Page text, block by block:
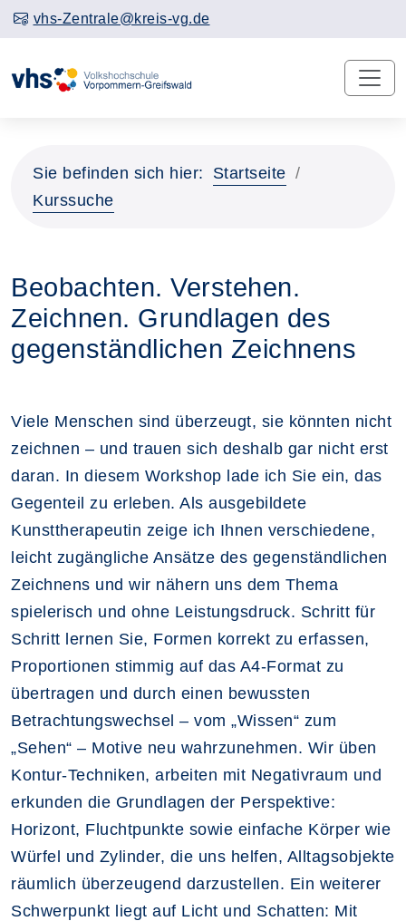
vhs-Zentrale@kreis-vg.de
Sie befinden sich hier:
Startseite
Kurssuche
Beobachten. Verstehen.
Zeichnen. Grundlagen des
gegenständlichen Zeichnens
Viele Menschen sind überzeugt, sie könnten nicht
zeichnen – und trauen sich deshalb gar nicht erst
daran. In diesem Workshop lade ich Sie ein, das
Gegenteil zu erleben. Als ausgebildete
Kunsttherapeutin zeige ich Ihnen verschiedene,
leicht zugängliche Ansätze des gegenständlichen
Zeichnens und wir nähern uns dem Thema
spielerisch und ohne Leistungsdruck. Schritt für
Schritt lernen Sie, Formen korrekt zu erfassen,
Proportionen stimmig auf das A4-Format zu
übertragen und durch einen bewussten
Betrachtungswechsel – vom „Wissen“ zum
„Sehen“ – Motive neu wahrzunehmen. Wir üben
Kontur‑Techniken, arbeiten mit Negativraum und
erkunden die Grundlagen der Perspektive:
Horizont, Fluchtpunkte sowie einfache Körper wie
Würfel und Zylinder, die uns helfen, Alltagsobjekte
räumlich überzeugend darzustellen. Ein weiterer
Schwerpunkt liegt auf Licht und Schatten: Mit